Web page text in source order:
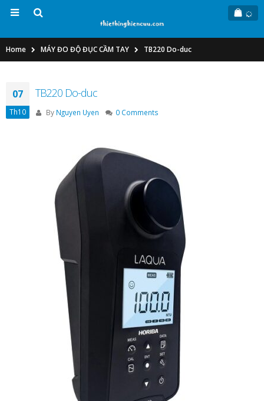
Home MÁY ĐO ĐỘ ĐỤC CẦM TAY TB220 Do-duc
07
Th10
TB220 Do-duc
By Nguyen Uyen 0 Comments